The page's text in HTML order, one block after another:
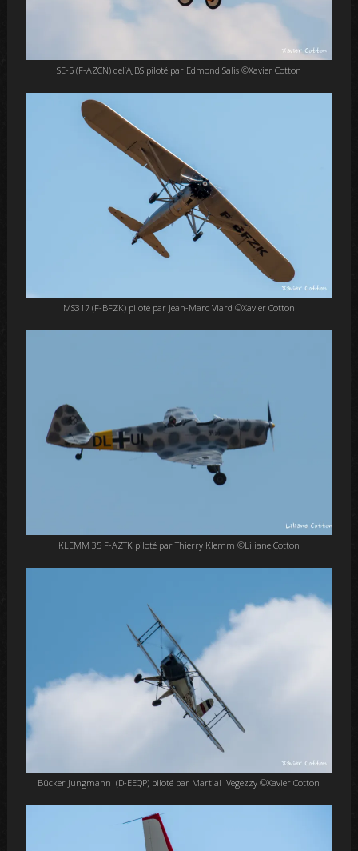
SE-5 (F-AZCN) del’AJBS piloté par Edmond Salis ©Xavier Cotton
MS317 (F-BFZK) piloté par Jean-Marc Viard ©Xavier Cotton
KLEMM 35 F-AZTK piloté par Thierry Klemm ©Liliane Cotton
Bücker Jungmann (D-EEQP) piloté par Martial Vegezzy ©Xavier Cotton